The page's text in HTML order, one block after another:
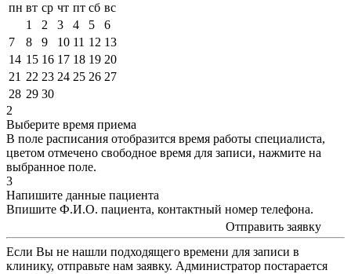
пн вт ср чт пт сб вс
1
2 3 4 5
6
7
8 9 10 11 12 13
14 15 16 17 18 19 20
21 22 23 24 25 26 27
28 29 30
2
Выберите время приема
В поле расписания отобразится время работы специалиста,
цветом отмечено свободное время для записи, нажмите на
выбранное поле.
3
Напишите данные пациента
Впишите Ф.И.О. пациента, контактный номер телефона.
Отправить заявку
Если Вы не нашли подходящего времени для записи в
клинику, отправьте нам заявку. Администратор постарается